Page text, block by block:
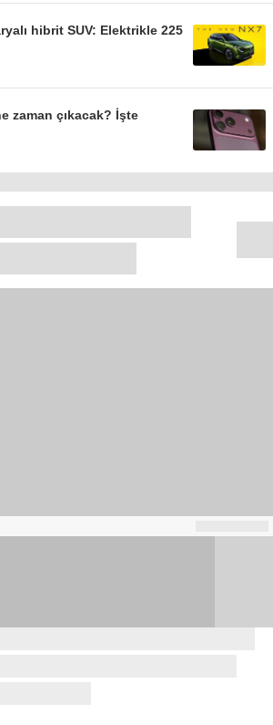
hibrit SUV: Elektrikle 225
zaman çıkacak? İşte